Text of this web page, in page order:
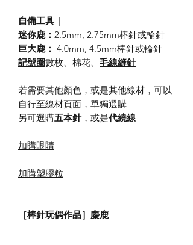
-
自備工具｜
迷你鹿： 2.5mm, 2.75mm棒針或輪針
巨大鹿： 4.0mm, 4.5mm棒針或輪針
記號圈數枚、棉花、 毛線縫針
若需要其他顏色，或是其他線材，可以
自行至線材頁面，單獨選購
另可選購五本針，或是代繞線
加購眼睛
加購塑膠粒
----------
［棒針玩偶作品］麋鹿